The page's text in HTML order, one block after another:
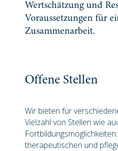
Wertschätzung und
Voraussetzungen für
Zusammenarbeit.
Offene Stellen
Wir bieten für
Vielzahl von Stellen wie
therapeutischen und